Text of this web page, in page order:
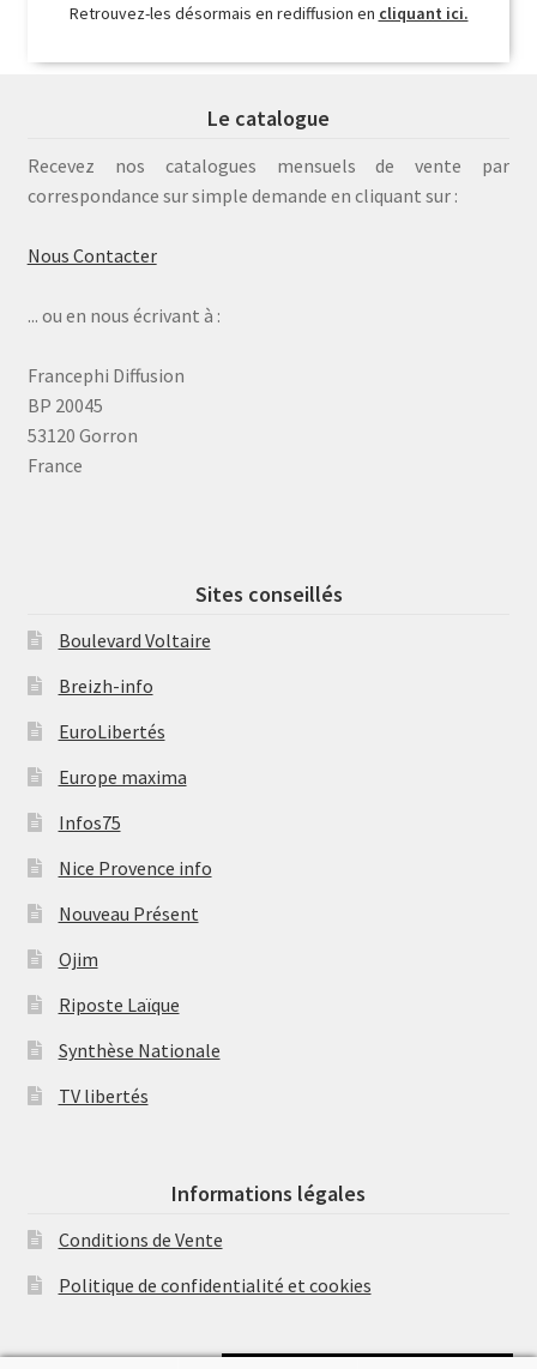
Retrouvez-les désormais en rediffusion en cliquant ici.
Le catalogue
Recevez nos catalogues mensuels de vente par
correspondance sur simple demande en cliquant sur :
Nous Contacter
... ou en nous écrivant à :
Francephi Diffusion
BP 20045
53120 Gorron
France
Sites conseillés
Boulevard Voltaire
Breizh-info
EuroLibertés
Europe maxima
Infos75
Nice Provence info
Nouveau Présent
Ojim
Riposte Laïque
Synthèse Nationale
TV libertés
Informations légales
Conditions de Vente
Politique de confidentialité et cookies